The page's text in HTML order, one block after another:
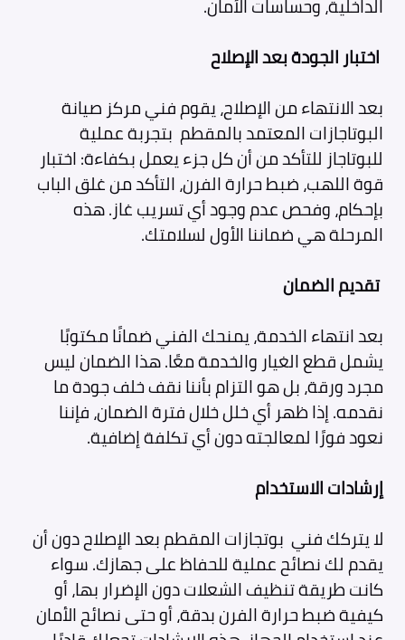
اختبار الجودة بعد الإصلاح
بعد الانتهاء من الإصلاح، يقوم فني مركز صيانة
البوتاجازات المعتمد بالمقطم بتجربة عملية
للبوتاجاز للتأكد من أن كل جزء يعمل بكفاءة: اختبار
قوة اللهب، ضبط حرارة الفرن، التأكد من غلق الباب
بإحكام، وفحص عدم وجود أي تسريب غاز. هذه
المرحلة هي ضماننا الأول لسلامتك.
تقديم الضمان
بعد انتهاء الخدمة، يمنحك الفني ضمانًا مكتوبًا
يشمل قطع الغيار والخدمة معًا. هذا الضمان ليس
مجرد ورقة، بل هو التزام بأننا نقف خلف جودة ما
نقدمه. إذا ظهر أي خلل خلال فترة الضمان، فإننا
نعود فورًا لمعالجته دون أي تكلفة إضافية.
إرشادات الاستخدام
لا يتركك فني بوتجازاتالمقطم بعد الإصلاح دون أن
يقدم لك نصائح عملية للحفاظ على جهازك. سواء
كانت طريقة تنظيف الشعلات دون الإضرار بها، أو
كيفية ضبط حرارة الفرن بدقة، أو حتى نصائح الأمان